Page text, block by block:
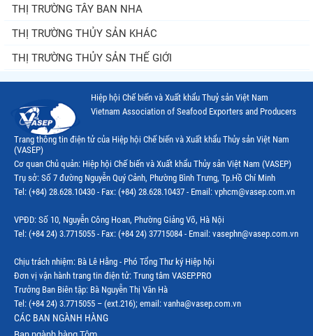
THỊ TRƯỜNG TÂY BAN NHA
THỊ TRƯỜNG THỦY SẢN KHÁC
THỊ TRƯỜNG THỦY SẢN THẾ GIỚI
Hiệp hội Chế biến và Xuất khẩu Thuỷ sản Việt Nam
Vietnam Association of Seafood Exporters and Producers
Trang thông tin điện tử của Hiệp hội Chế biến và Xuất khẩu Thủy sản Việt Nam
(VASEP)
Cơ quan Chủ quản: Hiệp hội Chế biến và Xuất khẩu Thủy sản Việt Nam (VASEP)
Trụ sở: Số 7 đường Nguyễn Quý Cảnh, Phường Bình Trưng, Tp.Hồ Chí Minh
Tel: (+84) 28.628.10430 - Fax: (+84) 28.628.10437 - Email: vphcm@vasep.com.vn
VPĐD: Số 10, Nguyễn Công Hoan, Phường Giảng Võ, Hà Nội
Tel: (+84 24) 3.7715055 - Fax: (+84 24) 37715084 - Email: vasephn@vasep.com.vn
Chịu trách nhiệm: Bà Lê Hằng - Phó Tổng Thư ký Hiệp hội
Đơn vị vận hành trang tin điện tử: Trung tâm VASEP.PRO
Trưởng Ban Biên tập: Bà Nguyễn Thị Vân Hà
Tel: (+84 24) 3.7715055 – (ext.216); email: vanha@vasep.com.vn
CÁC BAN NGÀNH HÀNG